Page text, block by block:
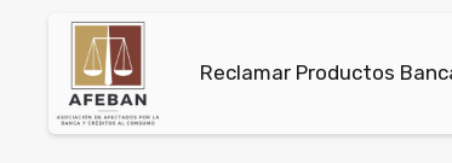
Reclamar Productos